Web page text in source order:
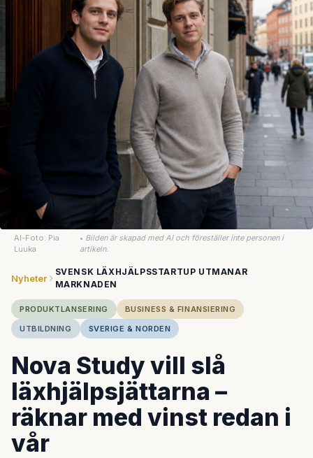
AI-Foto: Pia
Luuka
• Bilden är skapad med AI och föreställer inte personen i
artikeln.
Nyheter
SVENSK LÄXHJÄLPSSTARTUP UTMANAR
MARKNADEN
PRODUKTLANSERING
BUSINESS & FINANSIERING
UTBILDNING
SVERIGE & NORDEN
Nova Study vill slå
läxhjälpsjättarna –
räknar med vinst redan i
vår